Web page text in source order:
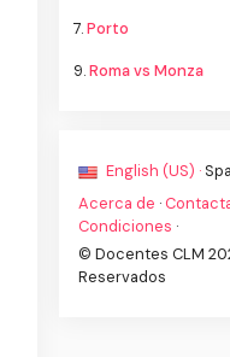
7.Porto
9.Roma vs Monza
English (US) ·
Acerca de ·
Condiciones ·
© Docentes CLM
Reservados